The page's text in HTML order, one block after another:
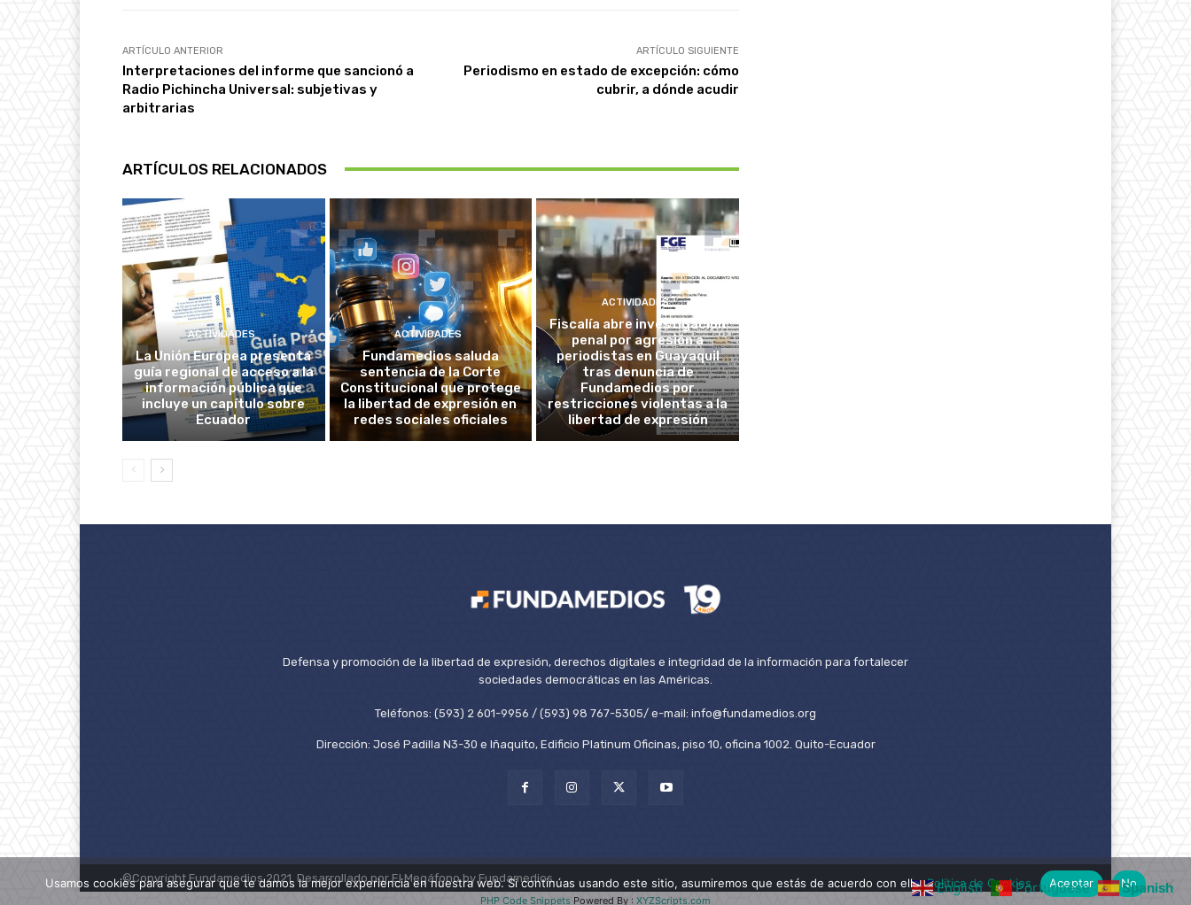
ARTÍCULO ANTERIOR
Interpretaciones del informe que sancionó a
Radio Pichincha Universal: subjetivas y
arbitrarias
ARTÍCULO SIGUIENTE
Periodismo en estado de excepción: cómo
cubrir, a dónde acudir
ARTÍCULOS RELACIONADOS
ACTIVIDADES
La Unión Europea presenta
guía regional de acceso a la
información pública que
incluye un capítulo sobre
Ecuador
ACTIVIDADES
Fundamedios saluda
sentencia de la Corte
Constitucional que protege
la libertad de expresión en
redes sociales oficiales
ACTIVIDADES
Fiscalía abre investigación
penal por agresión a
periodistas en Guayaquil
tras denuncia de
Fundamedios por
restricciones violentas a la
libertad de expresión
Defensa y promoción de la libertad de expresión, derechos digitales e integridad de la información para fortalecer
sociedades democráticas en las Américas.
Teléfonos: (593) 2 601-9956 / (593) 98 767-5305/ e-mail: info@fundamedios.org
Dirección: José Padilla N3-30 e Iñaquito, Edificio Platinum Oficinas, piso 10, oficina 1002. Quito-Ecuador
©Copyright Fundamedios 2021. Desarrollado por El Megáfono by Fundamedios.
English Portuguese Spanish
PHP Code Snippets Powered By : XYZScripts.com
Usamos cookies para asegurar que te damos la mejor experiencia en nuestra web. Si continúas usando este sitio, asumiremos que estás de acuerdo con ello.Política de Cookies Aceptar No